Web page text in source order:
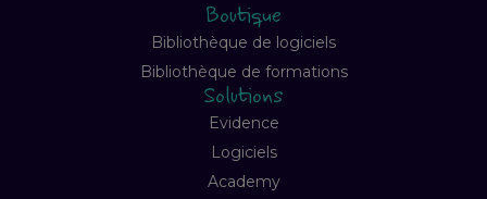
Boutique
Bibliothèque de logiciels
Bibliothèque de formations
Solutions
Evidence
Logiciels
Academy